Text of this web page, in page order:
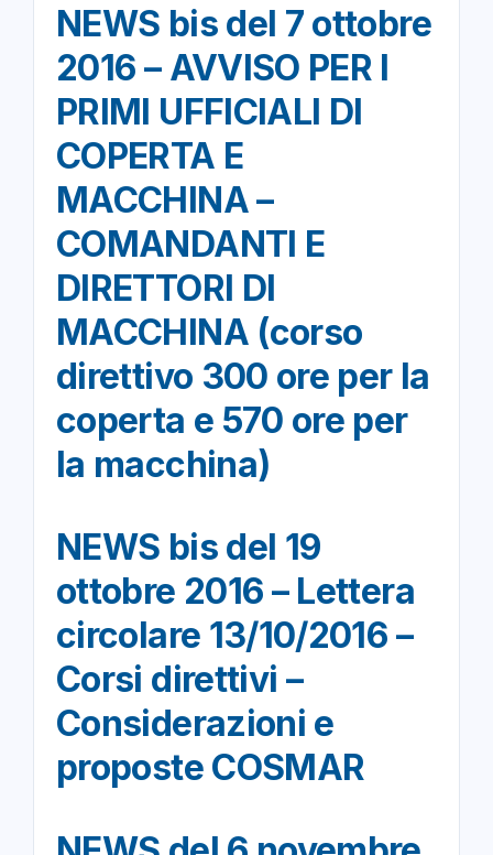
NEWS bis del 7 ottobre
2016 – AVVISO PER I
PRIMI UFFICIALI DI
COPERTA E
MACCHINA –
COMANDANTI E
DIRETTORI DI
MACCHINA (corso
direttivo 300 ore per la
coperta e 570 ore per
la macchina)
NEWS bis del 19
ottobre 2016 – Lettera
circolare 13/10/2016 –
Corsi direttivi –
Considerazioni e
proposte COSMAR